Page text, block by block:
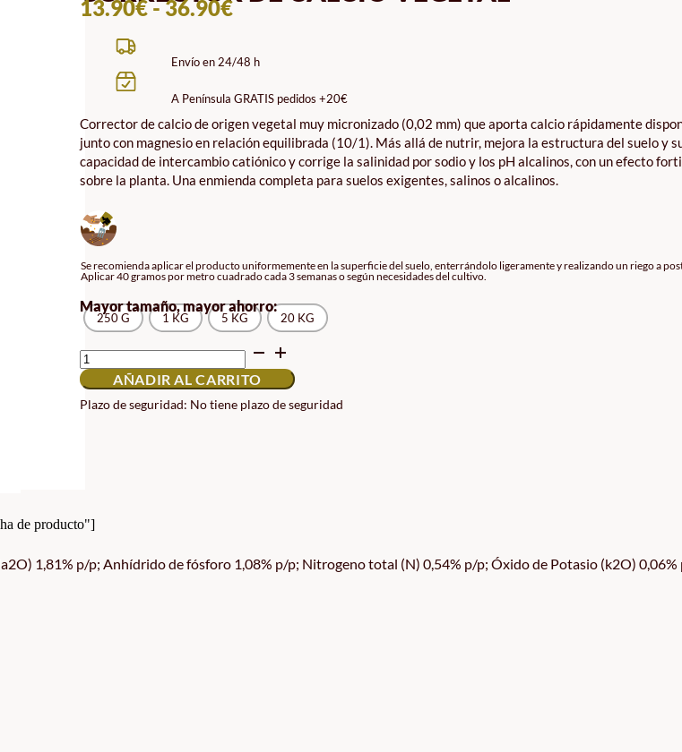
13.90€-36.90€RANGO
PRECIOS:
13.90€
HASTA
36.90€
Envío en 24/48 h
A Península GRATIS pedidos +20€
Corrector de calcio de origen vegetal muy micronizado (0,02 mm) que aporta calcio rápidamente
junto con magnesio en relación equilibrada (10/1). Más allá de nutrir, mejora la estructura del suelo y
capacidad de intercambio catiónico y corrige la salinidad por sodio y los pH alcalinos, con un efecto
sobre la planta. Una enmienda completa para suelos exigentes, salinos o alcalinos.
Se recomienda aplicar el producto uniformemente en la superficie del suelo, enterrándolo ligeramente y realizando un riego a
Aplicar 40 gramos por metro cuadrado cada 3 semanas o según necesidades del cultivo.
Mayor tamaño, mayor ahorro:
250 G 1 KG 5 KG 20 KG
CORRECTOR
DE
CALCIO
VEGETAL
CANTIDAD
AÑADIR AL CARRITO
Plazo de seguridad: No tiene plazo de seguridad
de producto"]
1,81% p/p; Anhídrido de fósforo 1,08% p/p; Nitrogeno total (N) 0,54% p/p; Óxido de Potasio (k2O) 0,06%